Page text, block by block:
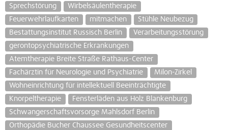
Sprechstörung
Wirbelsäulentherapie
Feuerwehrlaufkarten
mitmachen
Stühle Neubezug
Bestattungsinstitut Russisch Berlin
Verarbeitungsstörung
gerontopsychiatrische Erkrankungen
Atemtherapie Breite Straße Rathaus-Center
Fachärztin für Neurologie und Psychiatrie
Milon-Zirkel
Wohneinrichtung für intellektuell Beeinträchtigte
Knorpeltherapie
Fensterläden aus Holz Blankenburg
Schwangerschaftsvorsorge Mahlsdorf Berlin
Orthopädie Bucher Chaussee Gesundheitscenter